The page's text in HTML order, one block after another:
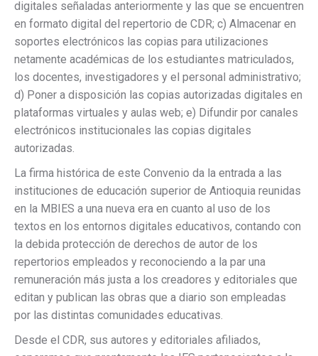
digitales señaladas anteriormente y las que se encuentren
en formato digital del repertorio de CDR; c) Almacenar en
soportes electrónicos las copias para utilizaciones
netamente académicas de los estudiantes matriculados,
los docentes, investigadores y el personal administrativo;
d) Poner a disposición las copias autorizadas digitales en
plataformas virtuales y aulas web; e) Difundir por canales
electrónicos institucionales las copias digitales
autorizadas.
La firma histórica de este Convenio da la entrada a las
instituciones de educación superior de Antioquia reunidas
en la MBIES a una nueva era en cuanto al uso de los
textos en los entornos digitales educativos, contando con
la debida protección de derechos de autor de los
repertorios empleados y reconociendo a la par una
remuneración más justa a los creadores y editoriales que
editan y publican las obras que a diario son empleadas
por las distintas comunidades educativas.
Desde el CDR, sus autores y editoriales afiliados,